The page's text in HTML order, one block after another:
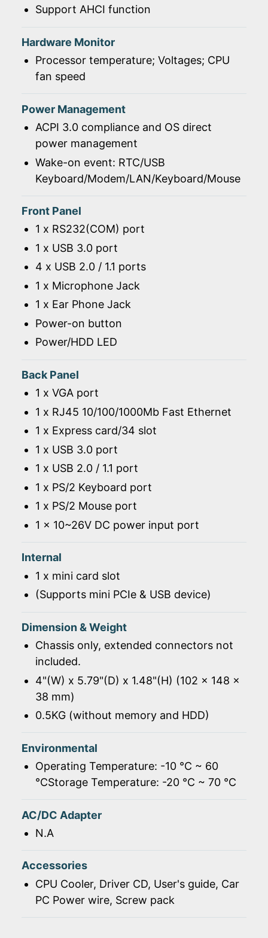
Support AHCI function
Hardware Monitor
Processor temperature; Voltages; CPU
fan speed
Power Management
ACPI 3.0 compliance and OS direct
power management
Wake-on event: RTC/USB
Keyboard/Modem/LAN/Keyboard/Mouse
Front Panel
1 x RS232(COM) port
1 x USB 3.0 port
4 x USB 2.0 / 1.1 ports
1 x Microphone Jack
1 x Ear Phone Jack
Power-on button
Power/HDD LED
Back Panel
1 x VGA port
1 x RJ45 10/100/1000Mb Fast Ethernet
1 x Express card/34 slot
1 x USB 3.0 port
1 x USB 2.0 / 1.1 port
1 x PS/2 Keyboard port
1 x PS/2 Mouse port
1 x 10~26V DC power input port
Internal
1 x mini card slot
(Supports mini PCIe & USB device)
Dimension & Weight
Chassis only, extended connectors not
included.
4"(W) x 5.79"(D) x 1.48"(H) (102 x 148 x
38 mm)
0.5KG (without memory and HDD)
Environmental
Operating Temperature: -10 ℃ ~ 60
℃Storage Temperature: -20 ℃ ~ 70 ℃
AC/DC Adapter
N.A
Accessories
CPU Cooler, Driver CD, User's guide, Car
PC Power wire, Screw pack